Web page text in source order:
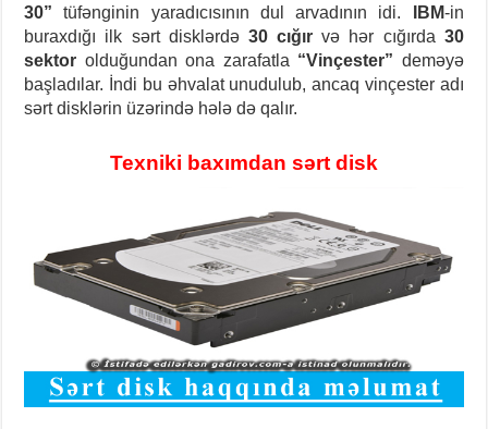
30” tüfənginin yaradıcısının dul arvadının idi. IBM-in
buraxdığı ilk sərt disklərdə 30 cığır və hər cığırda 30
sektor olduğundan ona zarafatla “Vinçester” deməyə
başladılar. İndi bu əhvalat unudulub, ancaq vinçester adı
sərt disklərin üzərində hələ də qalır.
Texniki baxımdan sərt disk